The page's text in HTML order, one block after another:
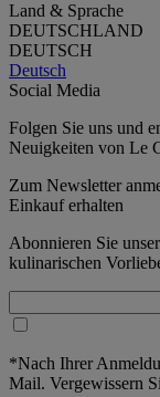
Land & Sprache
DEUTSCHLAND
DEUTSCH
Deutsch
Social Media
Folgen Sie uns und
Neuigkeiten von Le
Zum Newsletter
Einkauf erhalten
Abonnieren Sie
kulinarischen
*Nach Ihrer
Mail. Vergewissern